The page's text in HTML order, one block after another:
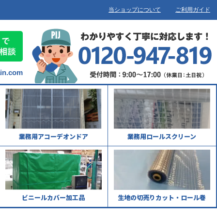
当ショップについて ご利用ガイド
業務用アコーデオンドア 業務用ロールスクリーン
ビニールカバー加工品 生地の切売りカット・ロール巻